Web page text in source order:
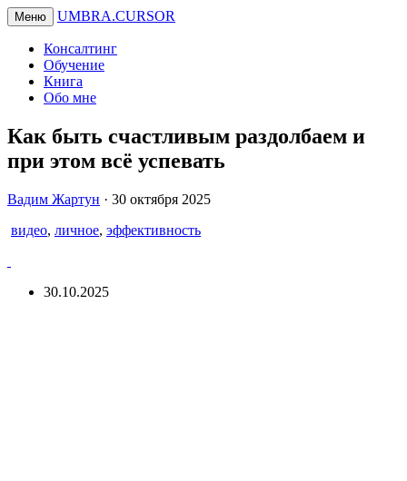
Меню UMBRA.CURSOR
Консалтинг
Обучение
Книга
Обо мне
Как быть счастливым раздолбаем и
при этом всё успевать
Вадим
Вадим Жартун · 30 октября 2025
видео, личное, эффективность
30.10.2025